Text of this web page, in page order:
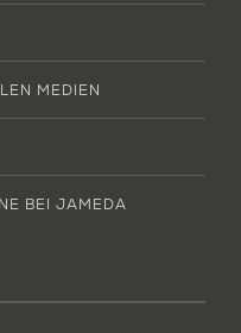
MEDIEN
BEI JAMEDA